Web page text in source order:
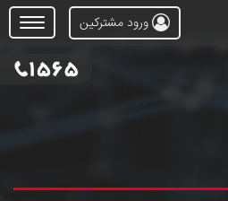
Open
Menu
ورود مشترکین